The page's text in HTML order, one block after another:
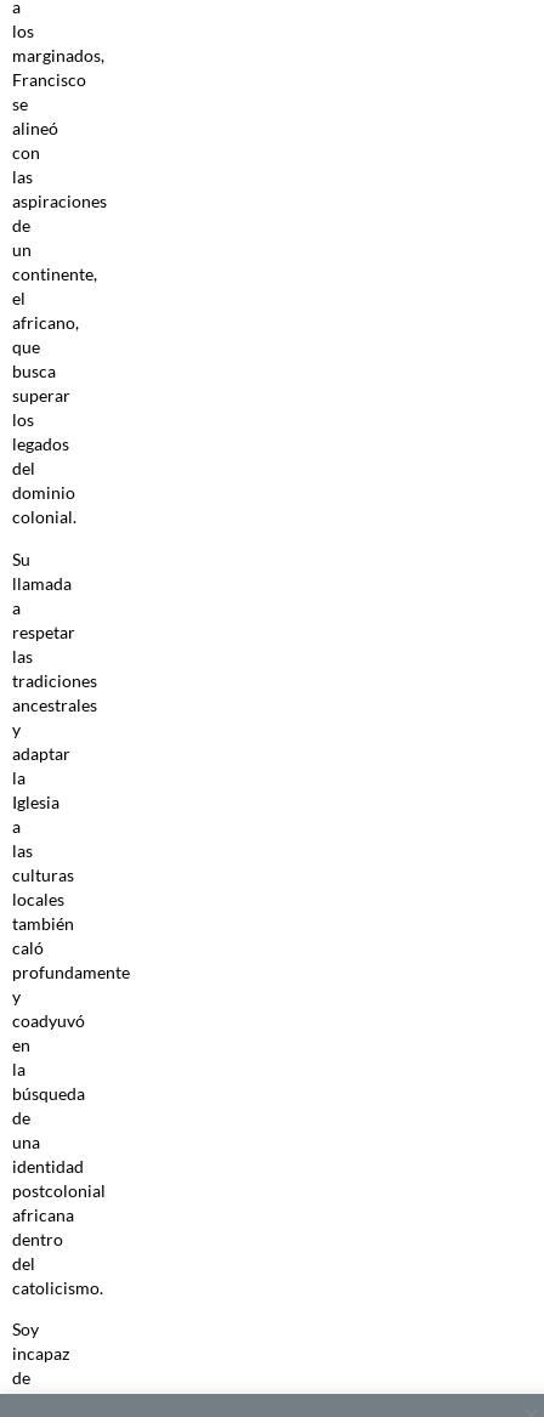
a
los
marginados,
Francisco
se
alineó
con
las
aspiraciones
de
un
continente,
el
africano,
que
busca
superar
los
legados
del
dominio
colonial.
Su
llamada
a
respetar
las
tradiciones
ancestrales
y
adaptar
la
Iglesia
a
las
culturas
locales
también
caló
profundamente
y
coadyuvó
en
la
búsqueda
de
una
identidad
postcolonial
africana
dentro
del
catolicismo.
Soy
incapaz
de